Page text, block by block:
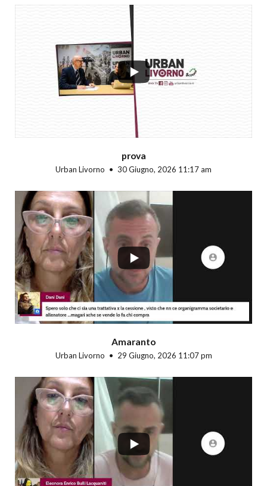
prova
Urban Livorno 30 Giugno, 2026 11:17 am
Amaranto
Urban Livorno 29 Giugno, 2026 11:07 pm